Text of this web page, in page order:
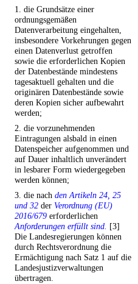
1. die Grundsätze einer
ordnungsgemäßen
Datenverarbeitung eingehalten,
insbesondere Vorkehrungen gegen
einen Datenverlust getroffen
sowie die erforderlichen Kopien
der Datenbestände mindestens
tagesaktuell gehalten und die
originären Datenbestände sowie
deren Kopien sicher aufbewahrt
werden;
2. die vorzunehmenden
Eintragungen alsbald in einen
Datenspeicher aufgenommen und
auf Dauer inhaltlich unverändert
in lesbarer Form wiedergegeben
werden können;
3. die nach den Artikeln 24, 25
und 32 der Verordnung (EU)
2016/679 erforderlichen
Anforderungen erfüllt sind. [3]
Die Landesregierungen können
durch Rechtsverordnung die
Ermächtigung nach Satz 1 auf die
Landesjustizverwaltungen
übertragen.